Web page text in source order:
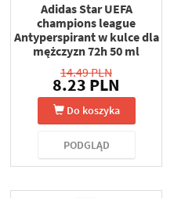
Adidas Star UEFA
champions league
Antyperspirant w kulce dla
mężczyzn 72h 50 ml
14.49 PLN
8.23 PLN
Do koszyka
PODGLĄD